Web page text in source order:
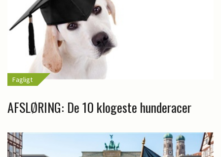
Fagligt
AFSLØRING: De 10 klogeste hunderacer